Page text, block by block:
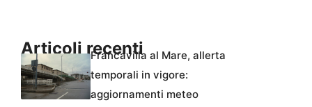
Articoli recentiFrancavilla al Mare, allerta
temporali in vigore:
aggiornamenti meteo